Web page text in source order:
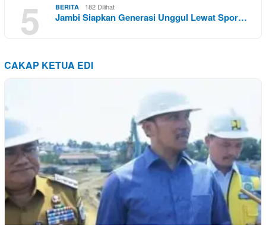
5 BERITA 182 Dilihat
Jambi Siapkan Generasi Unggul Lewat Spor…
CAKAP KETUA EDI